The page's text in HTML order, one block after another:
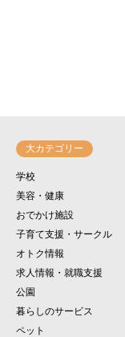
大カテゴリー
学校
美容・健康
おでかけ施設
子育て支援・サークル
オトク情報
求人情報・就職支援
公園
暮らしのサービス
ペット